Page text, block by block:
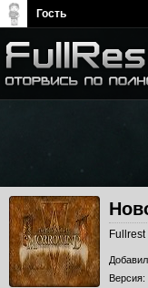
Fullrest
Версия:
Гость